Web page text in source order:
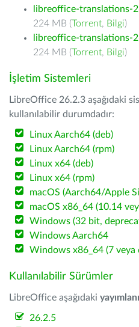
libreoffice-translations-
224 MB (Torrent, Bilgi)
libreoffice-translations-
224 MB (Torrent, Bilgi)
İşletim Sistemleri
LibreOffice 26.2.3 aşağıdaki
kullanılabilir durumdadır:
Linux Aarch64 (deb)
Linux Aarch64 (rpm)
Linux x64 (deb)
Linux x64 (rpm)
macOS (Aarch64/Apple
macOS x86_64 (10.14
Windows (32 bit,
Windows Aarch64
Windows x86_64 (7 veya
Kullanılabilir Sürümler
LibreOffice aşağıdaki
26.2.5